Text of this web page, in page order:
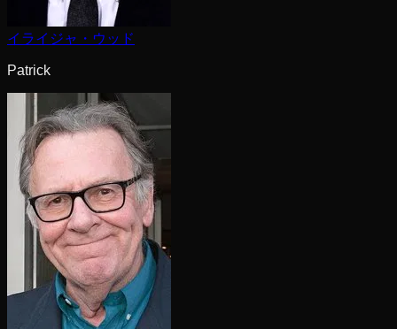
イライジャ・ウッド
Patrick